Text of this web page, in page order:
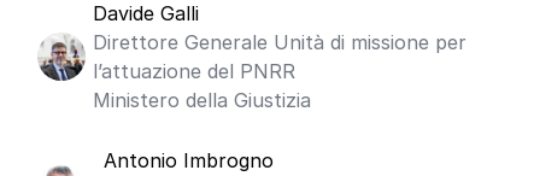
Davide Galli
Direttore Generale Unità di missione per
l’attuazione del PNRR
Ministero della Giustizia
Antonio Imbrogno